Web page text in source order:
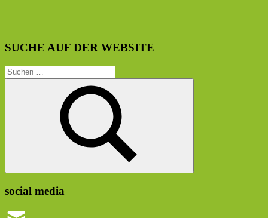
SUCHE AUF DER WEBSITE
Suchen
nach:
Suchen
social media